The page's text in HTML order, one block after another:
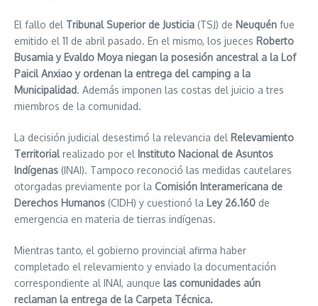
El fallo del Tribunal Superior de Justicia (TSJ) de Neuquén fue
emitido el 11 de abril pasado. En el mismo, los jueces Roberto
Busamia y Evaldo Moya niegan la posesión ancestral a la Lof
Paicil Anxiao y ordenan la entrega del camping a la
Municipalidad. Además imponen las costas del juicio a tres
miembros de la comunidad.
La decisión judicial desestimó la relevancia del Relevamiento
Territorialrealizado por el Instituto Nacional de Asuntos
Indígenas (INAI). Tampoco reconoció las medidas cautelares
otorgadas previamente por la Comisión Interamericana de
Derechos Humanos (CIDH) y cuestionó la Ley 26.160 de
emergencia en materia de tierras indígenas.
Mientras tanto, el gobierno provincial afirma haber
completado el relevamiento y enviado la documentación
correspondiente al INAI, aunque las comunidades aún
reclaman la entrega de la Carpeta Técnica.